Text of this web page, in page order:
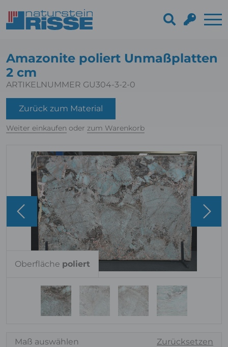
Amazonite poliert Unmaßplatten
2 cm
ARTIKELNUMMER GU304-3-2-0
Zurück zum Material
Weiter einkaufen oder zum Warenkorb
Oberfläche poliert
Maß auswählen Zurücksetzen